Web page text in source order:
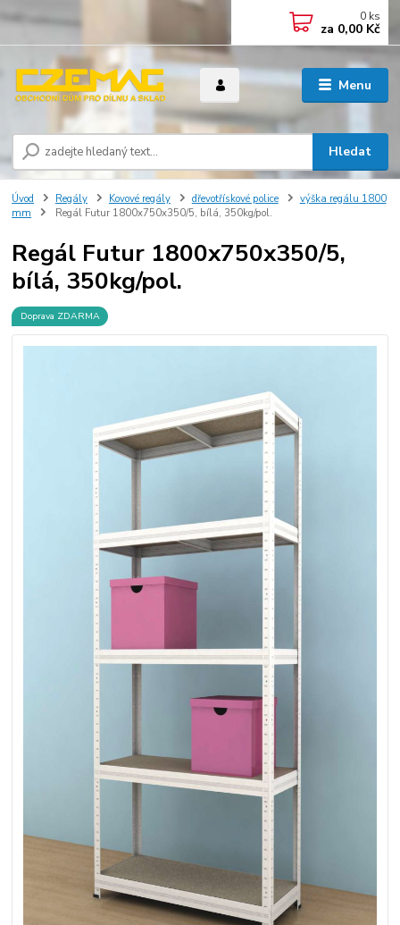
Menu
Hledat
0 ks
za 0,00 Kč
Úvod Regály Kovové regály dřevotřískové police
výška regálu 1800
mm
Regál Futur 1800x750x350/5, bílá, 350kg/pol.
Regál Futur 1800x750x350/5,
bílá, 350kg/pol.
Doprava ZDARMA